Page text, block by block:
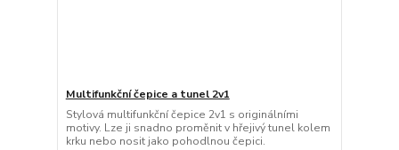
Multifunkční čepice a tunel 2v1
Stylová multifunkční čepice 2v1 s originálními
motivy. Lze ji snadno proměnit v hřejivý tunel kolem
krku nebo nosit jako pohodlnou čepici.